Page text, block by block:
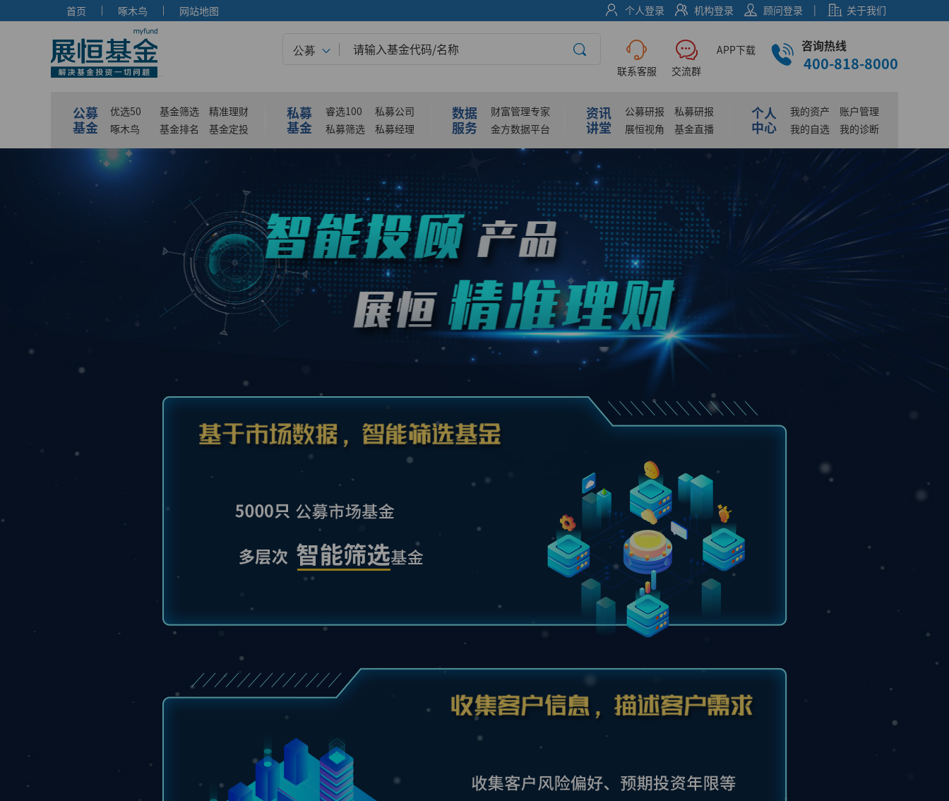
首页 啄木鸟 网站地图 个人登录 机构登录 顾问登录 | 关于我们
公募
联系客服 交流群
APP下载 咨询热线
400-818-8000
公募
基金
优选50 基金筛选
精准理财
啄木鸟
基金排名 基金定投
私募
基金
睿选100
私募公司
私募筛选
私募经理
数据
服务
财富管理专家
金方数据平台
资讯
讲堂
公募研报
私募研报
展恒视角
基金直播
个人
中心
我的资产
账户管理
我的自选
我的诊断